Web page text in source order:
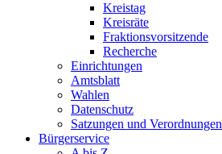
Kreistag
Kreisräte
Fraktionsvorsitzende
Recherche
Einrichtungen
Amtsblatt
Wahlen
Datenschutz
Satzungen und
Bürgerservice